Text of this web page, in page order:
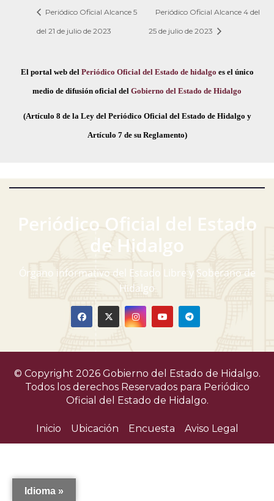
Periódico Oficial Alcance 5
del 21 de julio de 2023
Periódico Oficial Alcance 4 del
25 de julio de 2023
El portal web del Periódico Oficial del Estado de hidalgo es el único
medio de difusión oficial del Gobierno del Estado de Hidalgo
(Artículo 8 de la Ley del Periódico Oficial del Estado de Hidalgo y
Artículo 7 de su Reglamento)
Periódico Oficial del Estado
de Hidalgo
Órgano informativo del Estado Libre y Soberano de
Hidalgo
© Copyright 2026 Gobierno del Estado de Hidalgo.
Todos los derechos Reservados para Periódico
Oficial del Estado de Hidalgo.
Inicio Ubicación Encuesta Aviso Legal
Idioma »